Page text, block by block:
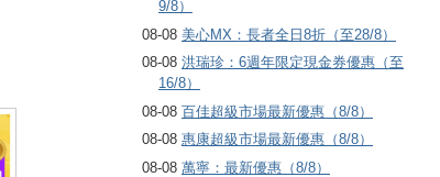
9/8）
08-08 美心MX：長者全日8折（至28/8）
08-08 洪瑞珍：6週年限定現金券優惠（至
16/8）
08-08 百佳超級市場最新優惠（8/8）
08-08 惠康超級市場最新優惠（8/8）
08-08 萬寧：最新優惠（8/8）